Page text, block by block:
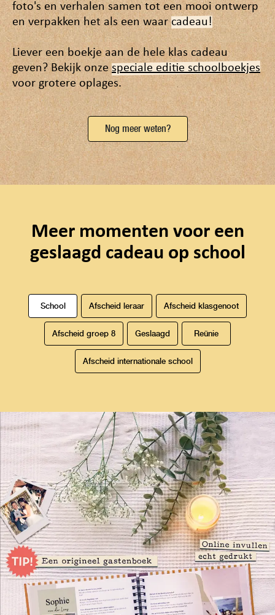
foto's en verhalen samen tot een mooi ontwerp
en verpakken het als een waarcadeau!
Liever een boekje aan de hele klas cadeau
geven? Bekijk onze speciale editie schoolboekjes
voor grotere oplages.
Nog meer weten?
Meer momenten voor een
geslaagd cadeau op school
School Afscheid leraar Afscheid klasgenoot
Afscheid groep 8 Geslaagd Reünie
Afscheid internationale school